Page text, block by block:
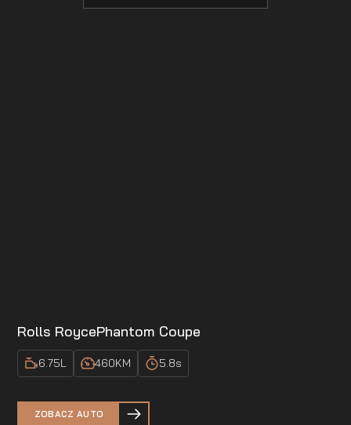
Rolls RoycePhantom Coupe
6.75L 460KM 5.8s
ZOBACZ AUTO